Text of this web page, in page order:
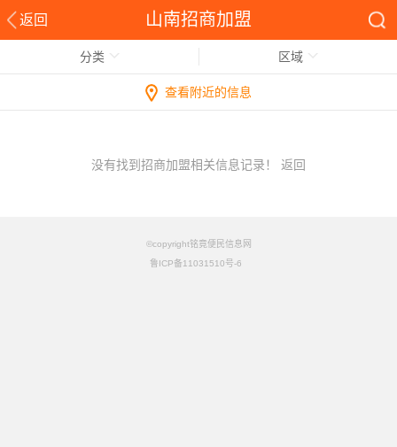
返回 山南招商加盟
分类 区域
查看附近的信息
没有找到招商加盟相关信息记录！ 返回
©copyright铭竟便民信息网
鲁ICP备11031510号-6